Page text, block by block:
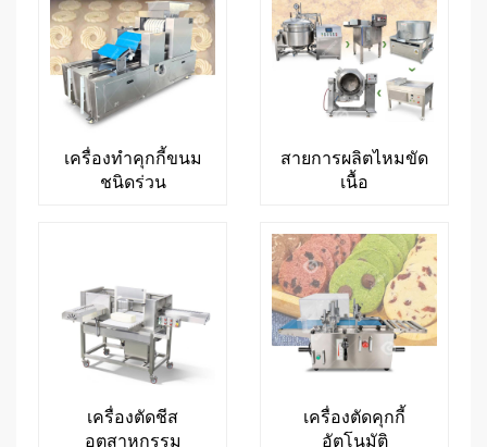
เครื่องทำคุกกี้ขนม
ชนิดร่วน
สายการผลิตไหมขัด
เนื้อ
เครื่องตัดชีส
อุตสาหกรรม
เครื่องตัดคุกกี้
อัตโนมัติ